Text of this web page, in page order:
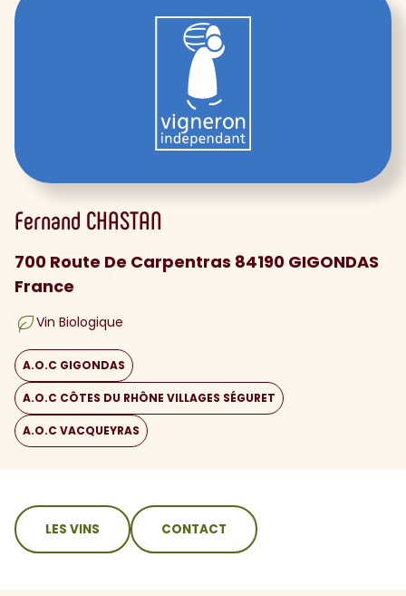
Fernand CHASTAN
700 Route De Carpentras 84190 GIGONDAS
France
Vin Biologique
A.O.C GIGONDAS
A.O.C CÔTES DU RHÔNE VILLAGES SÉGURET
A.O.C VACQUEYRAS
sommaire
LES VINS CONTACT